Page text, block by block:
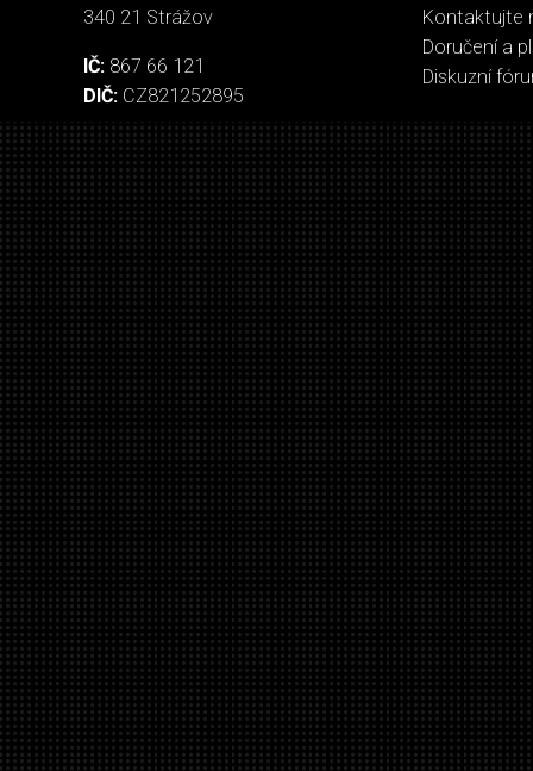
340 21 Strážov
IČ: 867 66 121
DIČ: CZ821252895
Kontaktujte
Doručení a
Diskuzní